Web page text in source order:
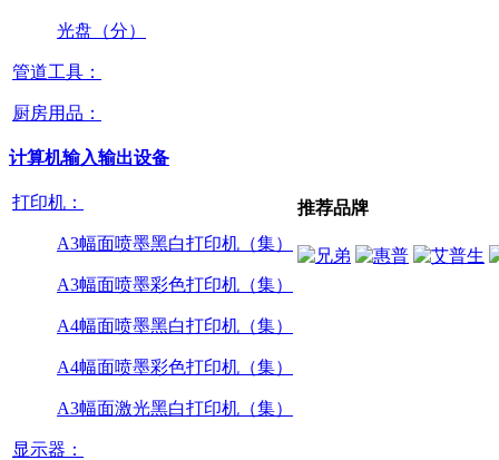
光盘（分）
管道工具：
厨房用品：
计算机输入输出设备
打印机：
A3幅面喷墨黑白打印机（集）
A3幅面喷墨彩色打印机（集）
A4幅面喷墨黑白打印机（集）
A4幅面喷墨彩色打印机（集）
A3幅面激光黑白打印机（集）
显示器：
推荐品牌